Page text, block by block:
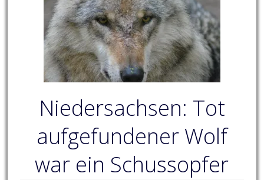
Niedersachsen: Tot
aufgefundener Wolf
war ein Schussopfer